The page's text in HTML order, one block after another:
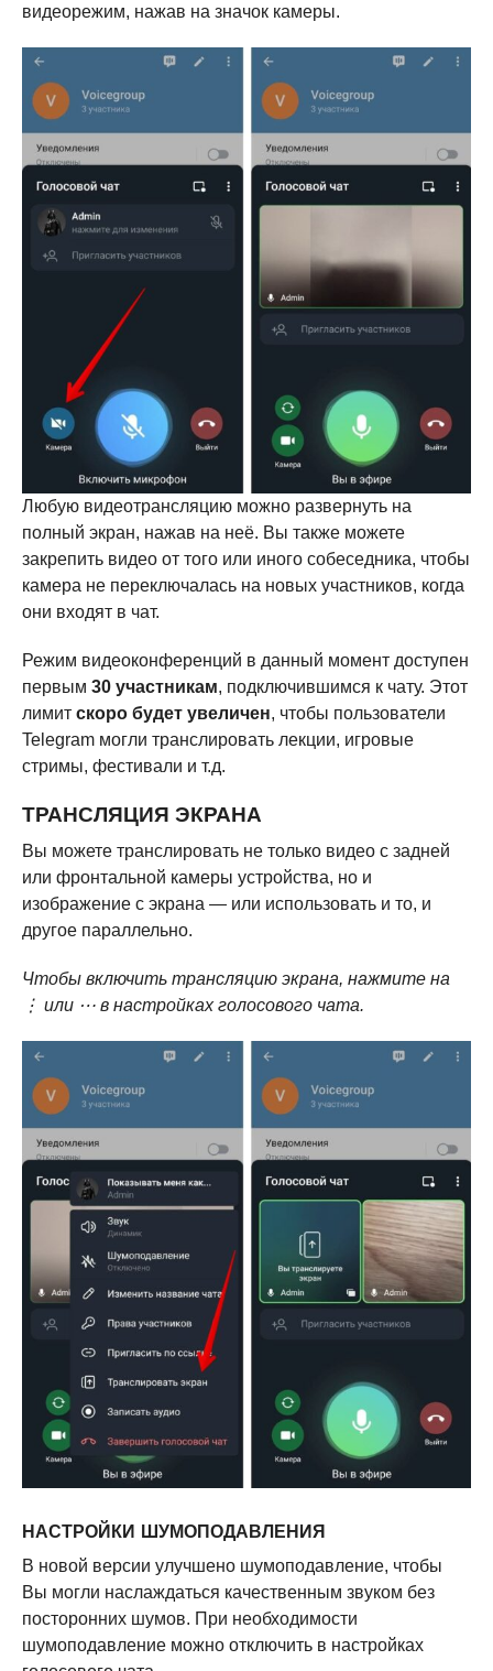
видеорежим, нажав на значок камеры.
Любую видеотрансляцию можно развернуть на
полный экран, нажав на неё. Вы также можете
закрепить видео от того или иного собеседника, чтобы
камера не переключалась на новых участников, когда
они входят в чат.
Режим видеоконференций в данный момент доступен
первым 30 участникам, подключившимся к чату. Этот
лимит скоро будет увеличен, чтобы пользователи
Telegram могли транслировать лекции, игровые
стримы, фестивали и т.д.
ТРАНСЛЯЦИЯ ЭКРАНА
Вы можете транслировать не только видео с задней
или фронтальной камеры устройства, но и
изображение с экрана — или использовать и то, и
другое параллельно.
Чтобы включить трансляцию экрана, нажмите на
⋮ или ⋯ в настройках голосового чата.
НАСТРОЙКИ ШУМОПОДАВЛЕНИЯ
В новой версии улучшено шумоподавление, чтобы
Вы могли наслаждаться качественным звуком без
посторонних шумов. При необходимости
шумоподавление можно отключить в настройках